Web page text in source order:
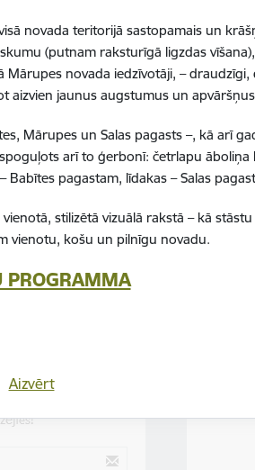
novada teritorijā sastopamais un
(putnam raksturīgā ligzdas
novada iedzīvotāji, –
aizvien jaunus augstumus un
Mārupes un Salas pagasts –, kā arī
arī to ģerbonī: četrlapu
pagastam, līdakas – Salas
stilizētā vizuālā rakstā – kā
vienotu, košu un pilnīgu novadu.
PROGRAMMA
Aizvērt
atbalstu bērnam, kurš saņem
pie privātā bērnu uzraudzības
darbu un atvieglot rēķinu
rēķinu sistēmu.
"Klientu zona"!